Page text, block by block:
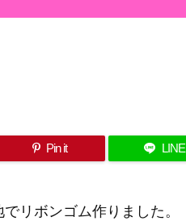
Pin it LINE
リボンゴム作りました。